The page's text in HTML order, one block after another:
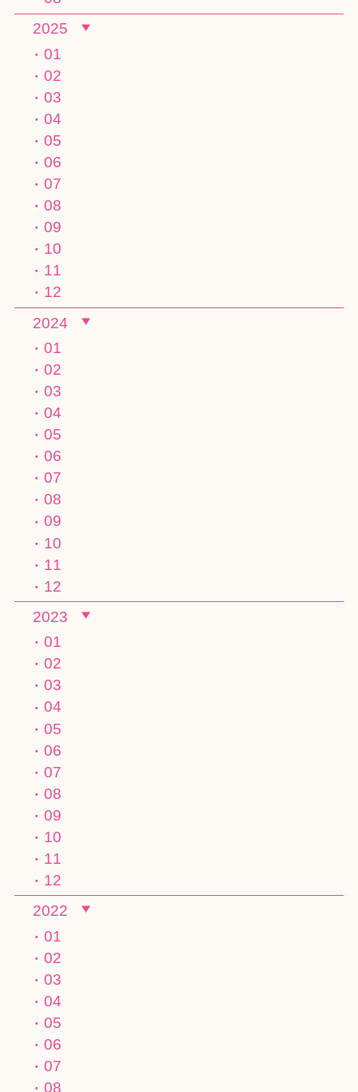
2025
01
02
03
04
05
06
07
08
09
10
11
12
2024
01
02
03
04
05
06
07
08
09
10
11
12
2023
01
02
03
04
05
06
07
08
09
10
11
12
2022
01
02
03
04
05
06
07
08